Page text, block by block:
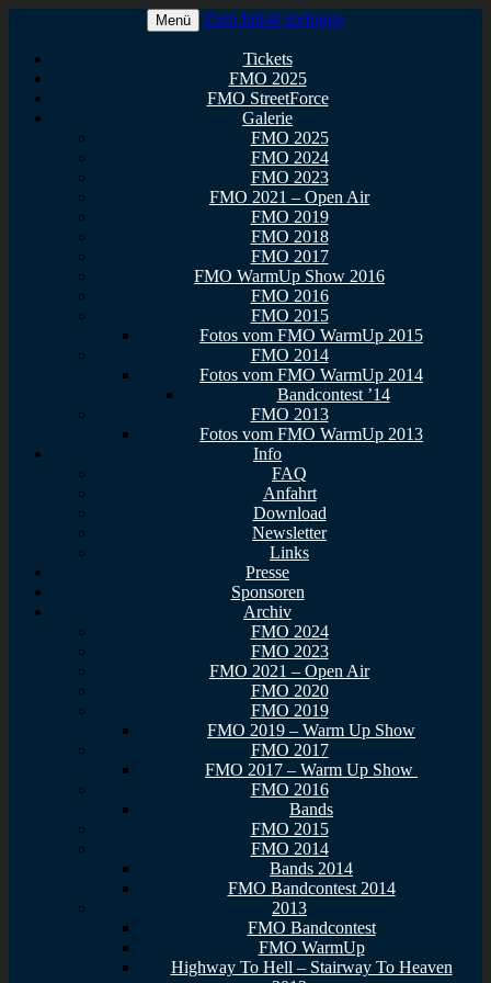
FullMetal Osthessen – 13. FMO
2026
Menü Zum Inhalt springen
Tickets
FMO 2025
FMO StreetForce
Galerie
FMO 2025
FMO 2024
FMO 2023
FMO 2021 – Open Air
FMO 2019
FMO 2018
FMO 2017
FMO WarmUp Show 2016
FMO 2016
FMO 2015
Fotos vom FMO WarmUp 2015
FMO 2014
Fotos vom FMO WarmUp 2014
Bandcontest ’14
FMO 2013
Fotos vom FMO WarmUp 2013
Info
FAQ
Anfahrt
Download
Newsletter
Links
Presse
Sponsoren
Archiv
FMO 2024
FMO 2023
FMO 2021 – Open Air
FMO 2020
FMO 2019
FMO 2019 – Warm Up Show
FMO 2017
FMO 2017 – Warm Up Show
FMO 2016
Bands
FMO 2015
FMO 2014
Bands 2014
FMO Bandcontest 2014
2013
FMO Bandcontest
FMO WarmUp
Highway To Hell – Stairway To Heaven